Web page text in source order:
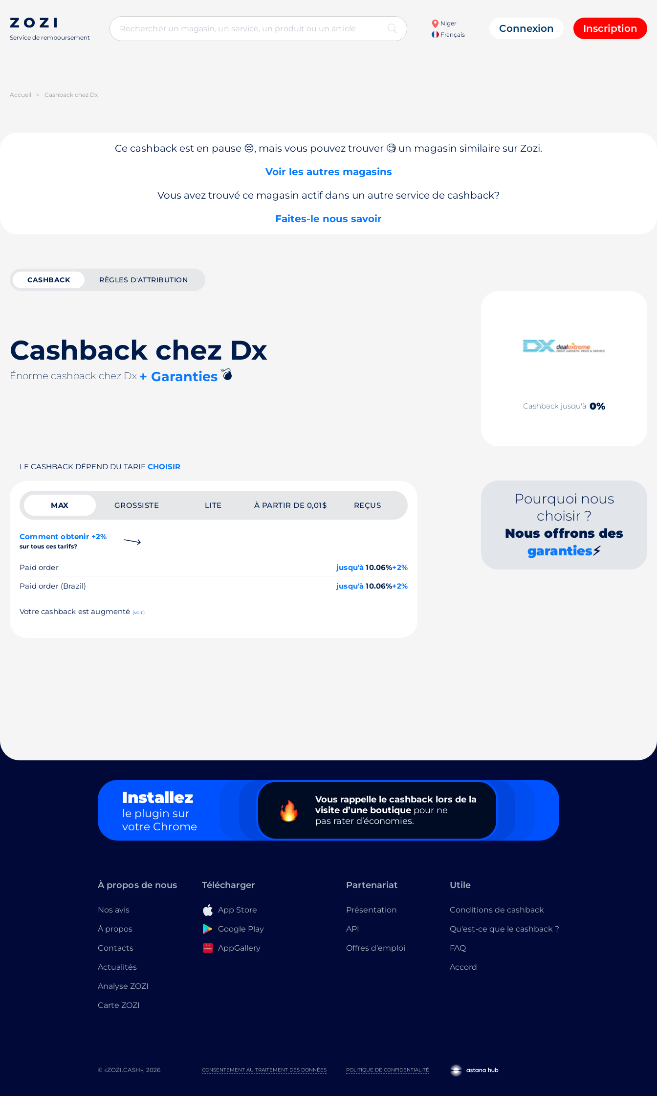
Service de remboursement
Niger
Français
Connexion Inscription
Accueil > Cashback chez Dx
Ce cashback est en pause 😔, mais vous pouvez trouver 🧐 un magasin similaire sur Zozi.
Voir les autres magasins
Vous avez trouvé ce magasin actif dans un autre service de cashback?
Faites-le nous savoir
CASHBACK RÈGLES D'ATTRIBUTION
Cashback chez Dx
Énorme cashback chez Dx + Garanties💣
Cashback jusqu'à 0%
LE CASHBACK DÉPEND DU TARIF CHOISIR
MAX GROSSISTE LITE À PARTIR DE 0,01$ REÇUS
Comment obtenir +2%
sur tous ces tarifs?
Paid order jusqu'à 10.06%+2%
Paid order (Brazil)
jusqu'à 10.06%+2%
Votre cashback est augmenté (voir)
Pourquoi nous
choisir ?
Nous offrons des
garanties⚡
Installez
le plugin sur
votre Chrome
Vous rappelle le cashback lors de la
visite d’une boutique pour ne
pas rater d’économies.
À propos de nous
Nos avis
À propos
Contacts
Actualités
Analyse ZOZI
Carte ZOZI
Télécharger
App Store
Google Play
AppGallery
Partenariat
Présentation
API
Offres d’emploi
Utile
Conditions de cashback
Qu'est-ce que le cashback ?
FAQ
Accord
© «ZOZI.CASH», 2026 POLITIQUE DE CONFIDENTIALITÉ
CONSENTEMENT AU TRAITEMENT DES DONNÉES